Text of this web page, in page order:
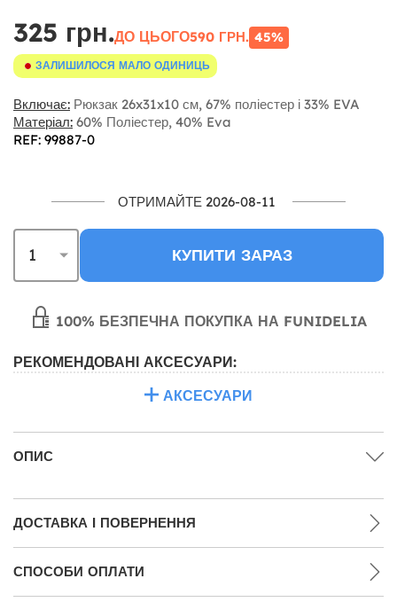
325 грн.ДО ЦЬОГО590 ГРН. 45%
ЗАЛИШИЛОСЯ МАЛО ОДИНИЦЬ
Включає: Рюкзак 26x31x10 см, 67% поліестер і 33% EVA
Матеріал: 60% Поліестер, 40% Eva
REF: 99887-0
ОТРИМАЙТЕ 2026-08-11
КУПИТИ ЗАРАЗ
100% БЕЗПЕЧНА ПОКУПКА НА FUNIDELIA
РЕКОМЕНДОВАНІ АКСЕСУАРИ:
АКСЕСУАРИ
ОПИС
ДОСТАВКА І ПОВЕРНЕННЯ
СПОСОБИ ОПЛАТИ